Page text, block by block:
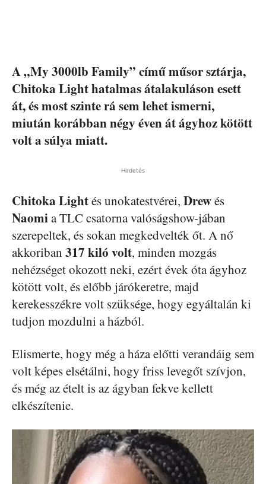
A „My 3000lb Family” című műsor sztárja,
Chitoka Light hatalmas átalakuláson esett
át, és most szinte rá sem lehet ismerni,
miután korábban négy éven át ágyhoz kötött
volt a súlya miatt.
Hirdetés
Chitoka Lightés unokatestvérei, Drewés
Naomia TLC csatorna valóságshow-jában
szerepeltek, és sokan megkedvelték őt. A nő
akkoriban 317 kiló volt, minden mozgás
nehézséget okozott neki, ezért évek óta ágyhoz
kötött volt, és előbb járókeretre, majd
kerekesszékre volt szüksége, hogy egyáltalán ki
tudjon mozdulni a házból.
Elismerte, hogy még a háza előtti verandáig sem
volt képes elsétálni, hogy friss levegőt szívjon,
és még az ételt is az ágyban fekve kellett
elkészítenie.